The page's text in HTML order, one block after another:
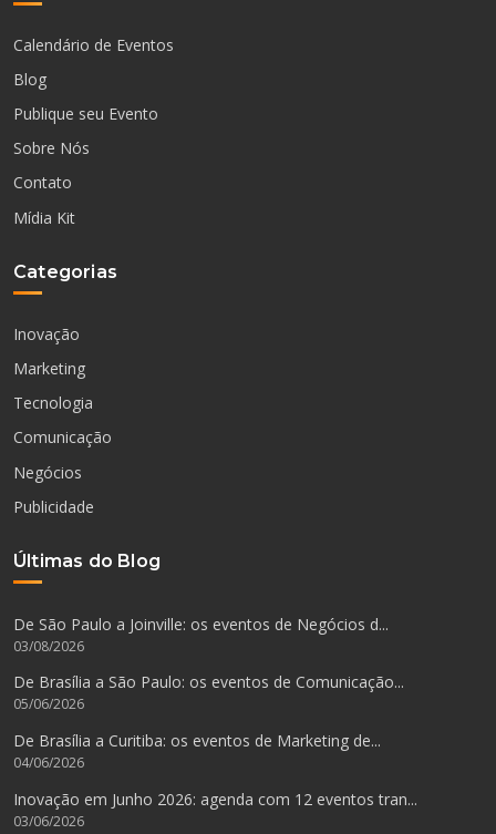
Calendário de Eventos
Blog
Publique seu Evento
Sobre Nós
Contato
Mídia Kit
Categorias
Inovação
Marketing
Tecnologia
Comunicação
Negócios
Publicidade
Últimas do Blog
De São Paulo a Joinville: os eventos de Negócios d...
03/08/2026
De Brasília a São Paulo: os eventos de Comunicação...
05/06/2026
De Brasília a Curitiba: os eventos de Marketing de...
04/06/2026
Inovação em Junho 2026: agenda com 12 eventos tran...
03/06/2026